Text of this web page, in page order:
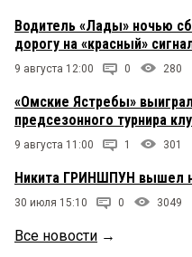
Водитель «Лады» ночью
дорогу на «красный»
9 августа 12:00 0 280
«Омские Ястребы»
предсезонного турнира
9 августа 11:00 1 301
Никита ГРИНШПУН вышел
30 июля 15:10 0 3049
Все новости →